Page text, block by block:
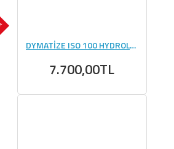
DYMATİZE ISO 100 HYDROLYZED WHEY PROTEİN 2264 GR
7.700,00TL